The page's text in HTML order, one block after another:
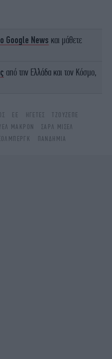
Google News και μάθετε
από την Ελλάδα και τον Κόσμο,
ΕΕ ΗΓΈΤΕΣ
ΤΖΟΥΖΕΠΕ
ΜΑΚΡΌΝ
ΣΑΡΛ ΜΙΣΈΛ
ΠΑΝΔΗΜΊΑ